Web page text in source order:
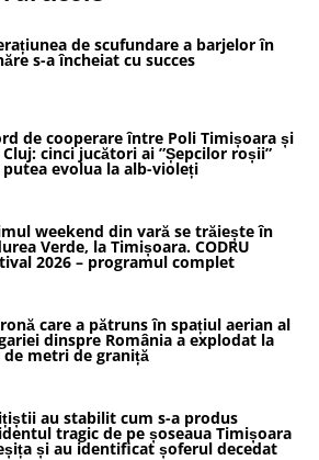
de scufundare a barjelor în
s-a încheiat cu succes
de cooperare între Poli Timișoara și
Cluj: cinci jucători ai ”Șepcilor roșii”
evolua la alb-violeți
weekend din vară se trăiește în
Verde, la Timișoara. CODRU
2026 – programul complet
care a pătruns în spațiul aerian al
dinspre România a explodat la
de metri de graniță
au stabilit cum s-a produs
tragic de pe șoseaua Timișoara
și au identificat șoferul decedat